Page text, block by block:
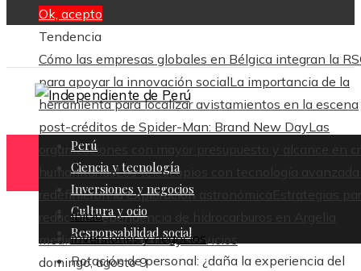
Ok, acepto
Tendencia
Cómo las empresas globales en Bélgica integran la
para apoyar la innovación socialLa importancia de la
herramienta para localizar avistamientos en la escena
post-créditos de Spider-Man: Brand New DayLas
organizaciones con mayor presupuesto y alcance en
humanitariasLos telescopios con tecnología avanzada
redefinieron la exploración astronómica
Estrategias
reducir la dependencia de hidrocarburos en Argelia
mediante manufactura y servicios
domingo, agosto 9
Perú
Ciencia y tecnología
Inversiones y negocios
Cultura y ocio
Responsabilidad social
Inicio
Inversiones y negocios
Rotación de personal: ¿daña la experiencia del